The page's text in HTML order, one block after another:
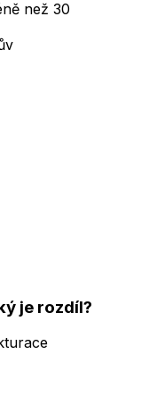
než 30
je rozdíl?